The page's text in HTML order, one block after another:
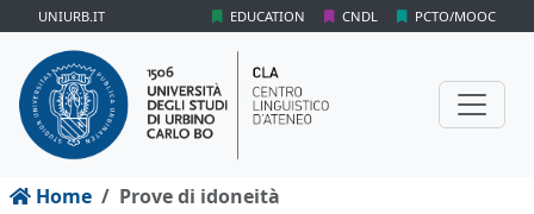
UNIURB.IT EDUCATION CNDL PCTO/MOOC
Home Prove di idoneità